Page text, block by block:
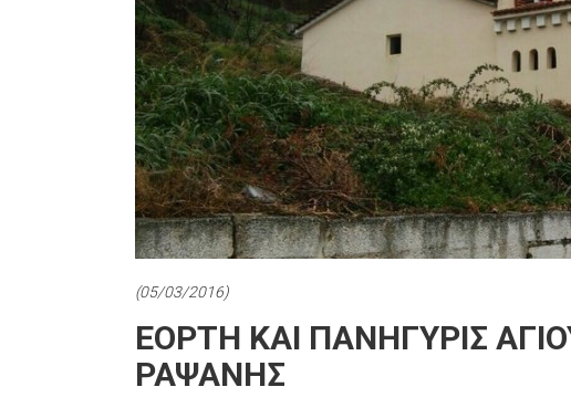
(05/03/2016)
EOΡΤΗ ΚΑΙ ΠΑΝΗΓΥΡΙΣ
ΡΑΨΑΝΗΣ